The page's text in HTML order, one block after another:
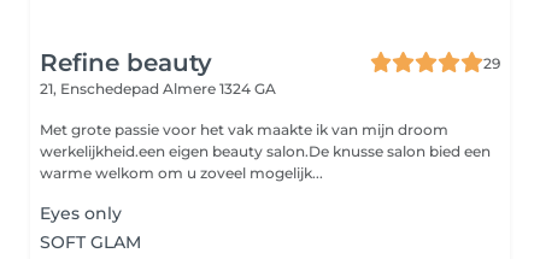
Refine beauty
29
21, Enschedepad Almere 1324 GA
Met grote passie voor het vak maakte ik van mijn droom
werkelijkheid.een eigen beauty salon.De knusse salon bied een
warme welkom om u zoveel mogelijk...
Eyes only
SOFT GLAM